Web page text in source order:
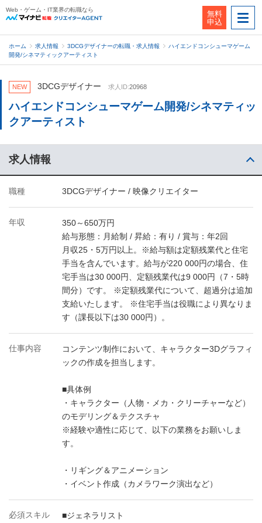
Web・ゲーム・IT業界の転職なら
無料
申込
ホーム 求人情報 3DCGデザイナーの転職・求人情報
ハイエンドコンシューマゲーム
開発/シネマティックアーティスト
NEW 3DCGデザイナー 求人ID:20968
ハイエンドコンシューマゲーム開発/シネマティッ
クアーティスト
求人情報
職種 3DCGデザイナー / 映像クリエイター
年収
350～650万円
給与形態：月給制 / 昇給：有り / 賞与：年2回
月収25・5万円以上。※給与額は定額残業代と住宅
手当を含んでいます。給与が220 000円の場合、住
宅手当は30 000円、定額残業代は9 000円（7・5時
間分）です。 ※定額残業代について、超過分は追加
支給いたします。 ※住宅手当は役職により異なりま
す（課長以下は30 000円）。
仕事内容
コンテンツ制作において、キャラクター3Dグラフィ
ックの作成を担当します。
■具体例
・キャラクター（人物・メカ・クリーチャーなど）
のモデリング＆テクスチャ
※経験や適性に応じて、以下の業務をお願いしま
す。
・リギング＆アニメーション
・イベント作成（カメラワーク演出など）
必須スキル
■ジェネラリスト